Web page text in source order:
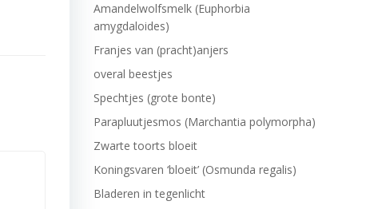
Amandelwolfsmelk (Euphorbia
amygdaloides)
Franjes van (pracht)anjers
overal beestjes
Spechtjes (grote bonte)
Parapluutjesmos (Marchantia polymorpha)
Zwarte toorts bloeit
Koningsvaren ‘bloeit’ (Osmunda regalis)
Bladeren in tegenlicht